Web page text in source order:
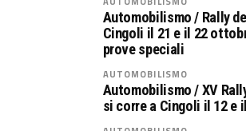
Automobilismo / Rally
Cingoli il 21 e il 22
prove speciali
AUTOMOBILISMO
Automobilismo / XV
si corre a Cingoli il 12 e